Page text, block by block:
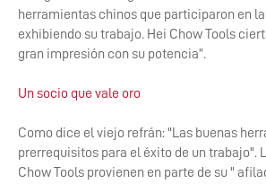
herramientas chinos que participaron en
exhibiendo su trabajo. Hei Chow Tools
gran impresión con su potencia”.
Un socio que vale oro
Como dice el viejo refrán: "Las buenas
prerrequisitos para el éxito de un trabajo".
Chow Tools provienen en parte de su "